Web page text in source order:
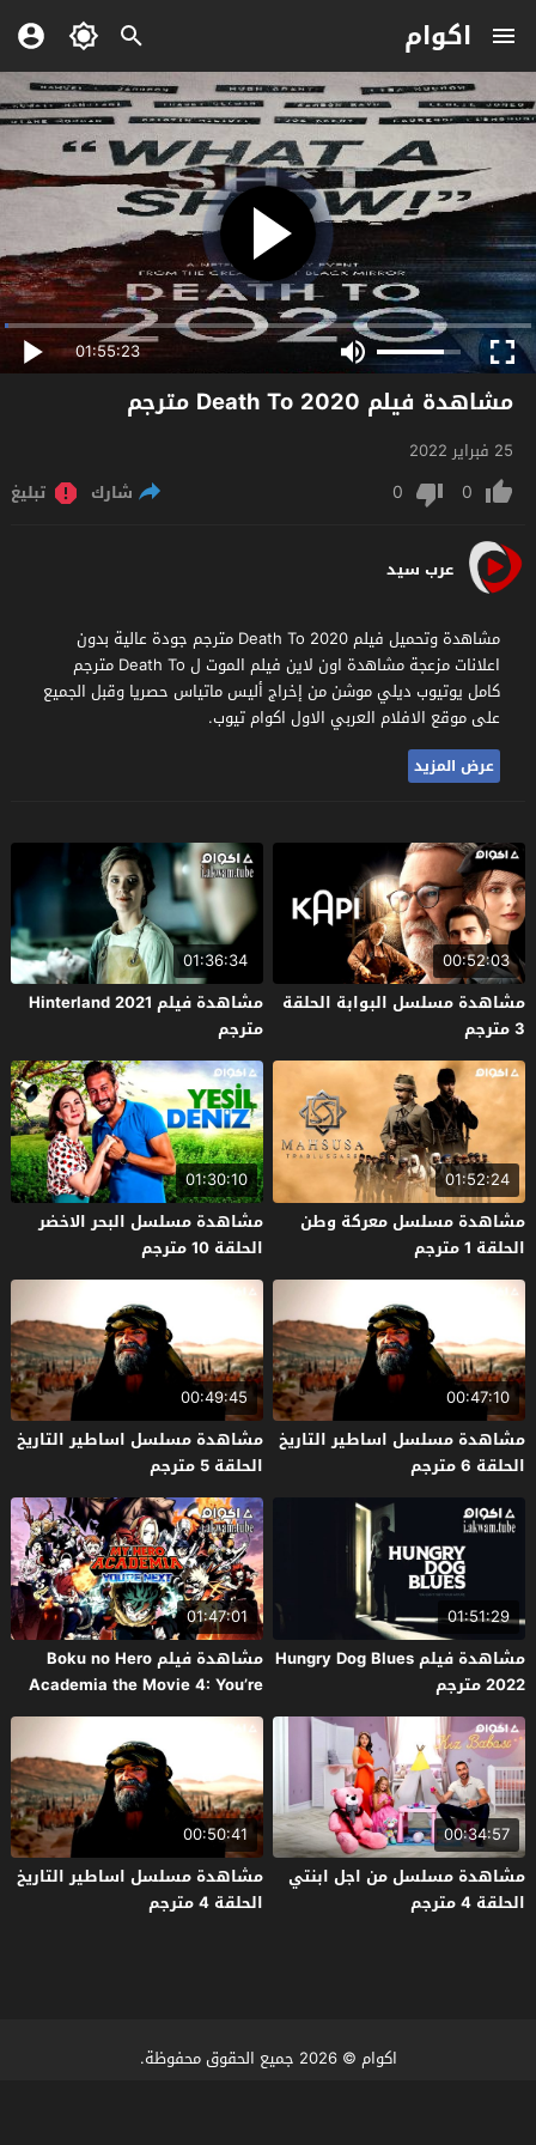
اكوام
01:55:23
مشاهدة فيلم Death To 2020 مترجم
25 فبراير 2022
0
0 شارك تبليغ
عرب سيد
مشاهدة وتحميل فيلم Death To 2020 مترجم جودة عالية بدون
اعلانات مزعجة مشاهدة اون لاين فيلم الموت ل Death To مترجم
كامل يوتيوب ديلي موشن من إخراج أليس ماتياس حصريا وقبل الجميع
على موقع الافلام العربي الاول اكوام تيوب.
عرض المزيد
00:52:03
مشاهدة مسلسل البوابة الحلقة
3 مترجم
01:36:34
مشاهدة فيلم Hinterland 2021
مترجم
01:52:24
مشاهدة مسلسل معركة وطن
الحلقة 1 مترجم
01:30:10
مشاهدة مسلسل البحر الاخضر
الحلقة 10 مترجم
00:47:10
مشاهدة مسلسل اساطير التاريخ
الحلقة 6 مترجم
00:49:45
مشاهدة مسلسل اساطير التاريخ
الحلقة 5 مترجم
01:51:29
مشاهدة فيلم Hungry Dog Blues
2022 مترجم
01:47:01
مشاهدة فيلم Boku no Hero
Academia the Movie 4: You’re
Next 2024 مترجم
00:34:57
مشاهدة مسلسل من اجل ابنتي
الحلقة 4 مترجم
00:50:41
مشاهدة مسلسل اساطير التاريخ
الحلقة 4 مترجم
اكوام © 2026 جميع الحقوق محفوظة.